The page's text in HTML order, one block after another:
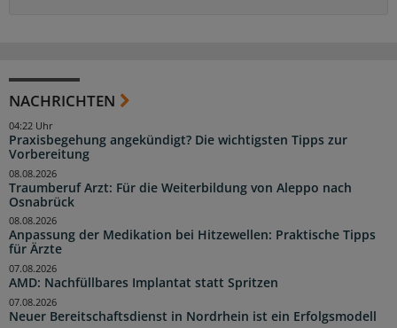
NACHRICHTEN
Praxisbegehung angekündigt? Die wichtigsten Tipps zur
Vorbereitung
04:22 Uhr
Traumberuf Arzt: Für die Weiterbildung von Aleppo nach
Osnabrück
08.08.2026
Anpassung der Medikation bei Hitzewellen: Praktische Tipps
für Ärzte
08.08.2026
AMD: Nachfüllbares Implantat statt Spritzen
07.08.2026
Neuer Bereitschaftsdienst in Nordrhein ist ein Erfolgsmodell
07.08.2026